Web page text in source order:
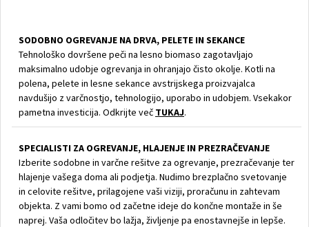
SODOBNO OGREVANJE NA DRVA, PELETE IN SEKANCE
Tehnološko dovršene peči na lesno biomaso zagotavljajo
maksimalno udobje ogrevanja in ohranjajo čisto okolje. Kotli na
polena, pelete in lesne sekance avstrijskega proizvajalca
navdušijo z varčnostjo, tehnologijo, uporabo in udobjem. Vsekakor
pametna investicija. Odkrijte več TUKAJ.
SPECIALISTI ZA OGREVANJE, HLAJENJE IN PREZRAČEVANJE
Izberite sodobne in varčne rešitve za ogrevanje, prezračevanje ter
hlajenje vašega doma ali podjetja. Nudimo brezplačno svetovanje
in celovite rešitve, prilagojene vaši viziji, proračunu in zahtevam
objekta. Z vami bomo od začetne ideje do končne montaže in še
naprej. Vaša odločitev bo lažja, življenje pa enostavnejše in lepše.